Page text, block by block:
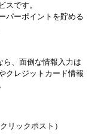
スです。
パーポイントを貯める
ら、面倒な情報入力は
クレジットカード情報
ックポスト）